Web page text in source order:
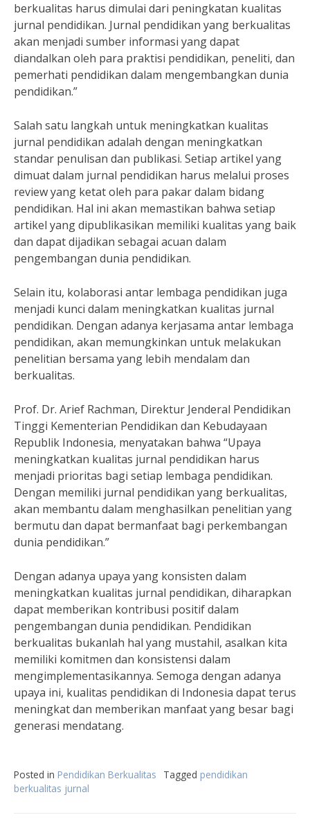
berkualitas harus dimulai dari peningkatan kualitas
jurnal pendidikan. Jurnal pendidikan yang berkualitas
akan menjadi sumber informasi yang dapat
diandalkan oleh para praktisi pendidikan, peneliti, dan
pemerhati pendidikan dalam mengembangkan dunia
pendidikan.”
Salah satu langkah untuk meningkatkan kualitas
jurnal pendidikan adalah dengan meningkatkan
standar penulisan dan publikasi. Setiap artikel yang
dimuat dalam jurnal pendidikan harus melalui proses
review yang ketat oleh para pakar dalam bidang
pendidikan. Hal ini akan memastikan bahwa setiap
artikel yang dipublikasikan memiliki kualitas yang baik
dan dapat dijadikan sebagai acuan dalam
pengembangan dunia pendidikan.
Selain itu, kolaborasi antar lembaga pendidikan juga
menjadi kunci dalam meningkatkan kualitas jurnal
pendidikan. Dengan adanya kerjasama antar lembaga
pendidikan, akan memungkinkan untuk melakukan
penelitian bersama yang lebih mendalam dan
berkualitas.
Prof. Dr. Arief Rachman, Direktur Jenderal Pendidikan
Tinggi Kementerian Pendidikan dan Kebudayaan
Republik Indonesia, menyatakan bahwa “Upaya
meningkatkan kualitas jurnal pendidikan harus
menjadi prioritas bagi setiap lembaga pendidikan.
Dengan memiliki jurnal pendidikan yang berkualitas,
akan membantu dalam menghasilkan penelitian yang
bermutu dan dapat bermanfaat bagi perkembangan
dunia pendidikan.”
Dengan adanya upaya yang konsisten dalam
meningkatkan kualitas jurnal pendidikan, diharapkan
dapat memberikan kontribusi positif dalam
pengembangan dunia pendidikan. Pendidikan
berkualitas bukanlah hal yang mustahil, asalkan kita
memiliki komitmen dan konsistensi dalam
mengimplementasikannya. Semoga dengan adanya
upaya ini, kualitas pendidikan di Indonesia dapat terus
meningkat dan memberikan manfaat yang besar bagi
generasi mendatang.
Posted in Pendidikan Berkualitas Tagged pendidikan
berkualitas jurnal